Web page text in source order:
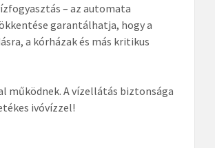
– az automata
garantálhatja, hogy a
a kórházak és más kritikus
működnek. A vízellátás biztonsága
ivóvízzel!